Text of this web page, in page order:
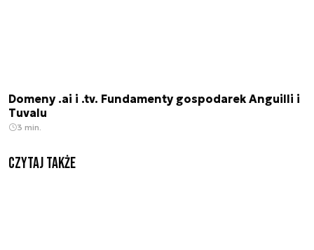
Domeny .ai i .tv. Fundamenty gospodarek Anguilli i
Tuvalu
3 min.
Czytaj także